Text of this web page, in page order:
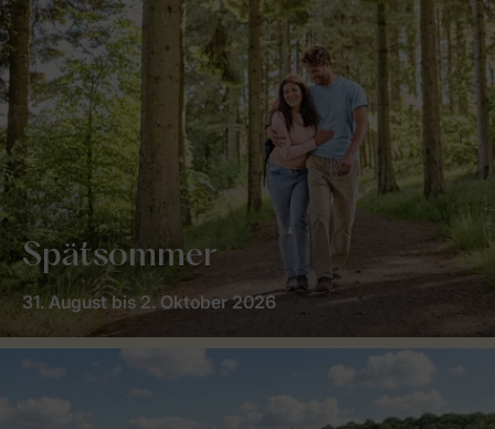
Spätsommer
31. August bis 2. Oktober 2026